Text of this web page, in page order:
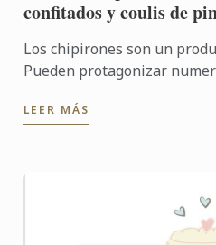
confitados y coulis de
Los chipirones son un
Pueden protagonizar
con un ...
LEER MÁS